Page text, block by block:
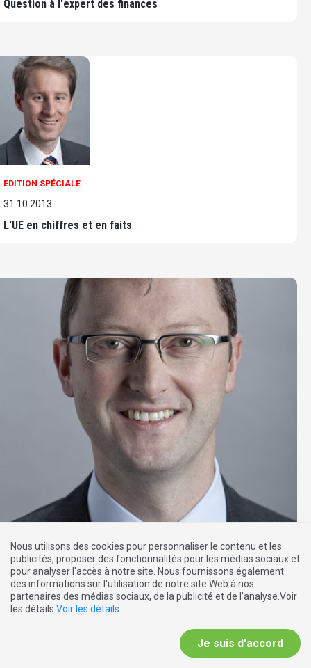
Question à l'expert des finances
EDITION SPÉCIALE
31.10.2013
L'UE en chiffres et en faits
EDITION SPÉCIALE
31.10.2013
7000 policiers pour Angela Merkel
Nous utilisons des cookies pour personnaliser le contenu et les
publicités, proposer des fonctionnalités pour les médias sociaux et
pour analyser l'accès à notre site. Nous fournissons également
des informations sur l'utilisation de notre site Web à nos
partenaires des médias sociaux, de la publicité et de l’analyse.Voir
les détails Voir les détails
Je suis d'accord